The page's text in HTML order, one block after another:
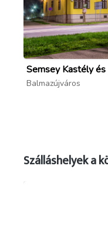
Semsey Kastély és
Balmazújváros
Szálláshelyek a